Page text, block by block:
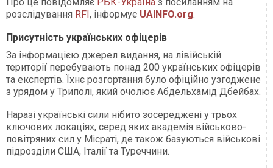
розслідування RFI , інформує UAINFO.org.
Присутність українських офіцерів
За інформацією джерел видання, на лівійській
території перебувають понад 200 українських офіцерів
та експертів. Їхнє розгортання було офіційно узгоджене
з урядом у Триполі, який очолює Абдельхамід Дбейбах.
Наразі українські сили нібито зосереджені у трьох
ключових локаціях, серед яких академія військово-
повітряних сил у Місраті, де також базуються військові
підрозділи США, Італії та Туреччини.